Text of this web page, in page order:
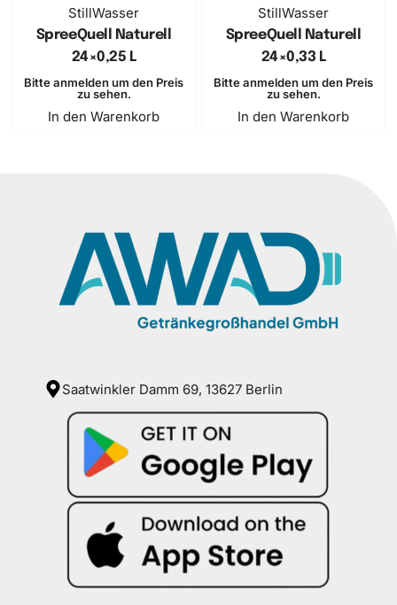
StillWasser
SpreeQuell Naturell
24×0,25 L
Bitte anmelden um den Preis
zu sehen.
In den Warenkorb
StillWasser
SpreeQuell Naturell
24×0,33 L
Bitte anmelden um den Preis
zu sehen.
In den Warenkorb
Saatwinkler Damm 69, 13627 Berlin